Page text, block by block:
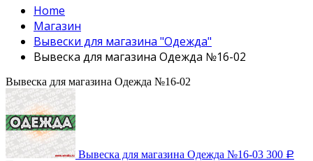
Home
Магазин
Вывески для магазина "Одежда"
Вывеска для магазина Одежда №16-02
Вывеска для магазина Одежда №16-02
Вывеска для магазина Одежда №16-03 300 Р